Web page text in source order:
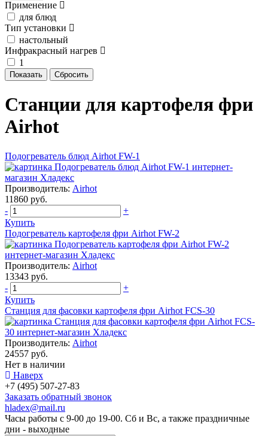
Применение
для блюд
Тип установки
настольный
Инфракрасный нагрев
1
Станции для картофеля фри
Airhot
Подогреватель блюд Airhot FW-1
Производитель: Airhot
11860 руб.
-
+
Купить
Подогреватель картофеля фри Airhot FW-2
Производитель: Airhot
13343 руб.
-
+
Купить
Станция для фасовки картофеля фри Airhot FCS-30
Производитель: Airhot
24557 руб.
Нет в наличии
Наверх
+7 (495) 507-27-83
Заказать обратный звонок
hladex@mail.ru
Часы работы с 9-00 до 19-00. Сб и Вс, а также праздничные
дни - выходные